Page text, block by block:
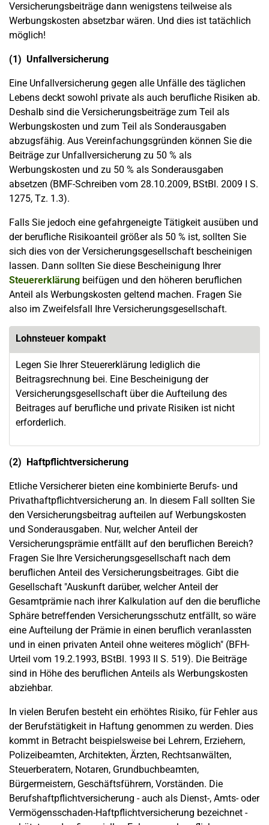
Versicherungsbeiträge dann wenigstens teilweise als
Werbungskosten absetzbar wären. Und dies ist tatächlich
möglich!
(1) Unfallversicherung
Eine Unfallversicherung gegen alle Unfälle des täglichen
Lebens deckt sowohl private als auch berufliche Risiken ab.
Deshalb sind die Versicherungsbeiträge zum Teil als
Werbungskosten und zum Teil als Sonderausgaben
abzugsfähig. Aus Vereinfachungsgründen können Sie die
Beiträge zur Unfallversicherung zu 50 % als
Werbungskosten und zu 50 % als Sonderausgaben
absetzen (BMF-Schreiben vom 28.10.2009, BStBl. 2009 I S.
1275, Tz. 1.3).
Falls Sie jedoch eine gefahrgeneigte Tätigkeit ausüben und
der berufliche Risikoanteil größer als 50 % ist, sollten Sie
sich dies von der Versicherungsgesellschaft bescheinigen
lassen. Dann sollten Sie diese Bescheinigung Ihrer
Steuererklärung beifügen und den höheren beruflichen
Anteil als Werbungskosten geltend machen. Fragen Sie
also im Zweifelsfall Ihre Versicherungsgesellschaft.
Lohnsteuer kompakt
Legen Sie Ihrer Steuererklärung lediglich die
Beitragsrechnung bei. Eine Bescheinigung der
Versicherungsgesellschaft über die Aufteilung des
Beitrages auf berufliche und private Risiken ist nicht
erforderlich.
(2) Haftpflichtversicherung
Etliche Versicherer bieten eine kombinierte Berufs- und
Privathaftpflichtversicherung an. In diesem Fall sollten Sie
den Versicherungsbeitrag aufteilen auf Werbungskosten
und Sonderausgaben. Nur, welcher Anteil der
Versicherungsprämie entfällt auf den beruflichen Bereich?
Fragen Sie Ihre Versicherungsgesellschaft nach dem
beruflichen Anteil des Versicherungsbeitrages. Gibt die
Gesellschaft "Auskunft darüber, welcher Anteil der
Gesamtprämie nach ihrer Kalkulation auf den die berufliche
Sphäre betreffenden Versicherungsschutz entfällt, so wäre
eine Aufteilung der Prämie in einen beruflich veranlassten
und in einen privaten Anteil ohne weiteres möglich" (BFH-
Urteil vom 19.2.1993, BStBl. 1993 II S. 519). Die Beiträge
sind in Höhe des beruflichen Anteils als Werbungskosten
abziehbar.
In vielen Berufen besteht ein erhöhtes Risiko, für Fehler aus
der Berufstätigkeit in Haftung genommen zu werden. Dies
kommt in Betracht beispielsweise bei Lehrern, Erziehern,
Polizeibeamten, Architekten, Ärzten, Rechtsanwälten,
Steuerberatern, Notaren, Grundbuchbeamten,
Bürgermeistern, Geschäftsführern, Vorständen. Die
Berufshaftpflichtversicherung - auch als Dienst-, Amts- oder
Vermögensschaden-Haftpflichtversicherung bezeichnet -